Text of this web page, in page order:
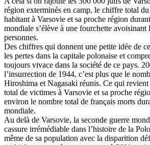
région exterminés en camp, le chiffre total
habitant à Varsovie et sa proche région
mondiale s’élève à une fourchette
personnes.
Des chiffres qui donnent une petite idée de
les pertes dans la capitale polonaise et
toujours vivace dans la société de ce pays.
l’insurrection de 1944, c’est plus que le
Hiroshima et Nagasaki réunis. Ce qui
total de victimes à Varsovie et sa proche
environ le nombre total de français morts
mondiale.
Au delà de Varsovie, la seconde guerre
cassure irrémédiable dans l’histoire de la
même de sa population avec la disparition